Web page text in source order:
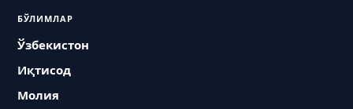
БЎЛИМЛАР
Ўзбекистон
Иқтисод
Молия